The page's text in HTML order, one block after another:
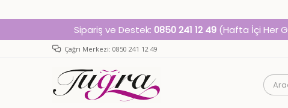
Sipariş ve Destek: 0850 241 12 49 (Hafta İçi Her
Çağrı Merkezi: 0850 241 12 49